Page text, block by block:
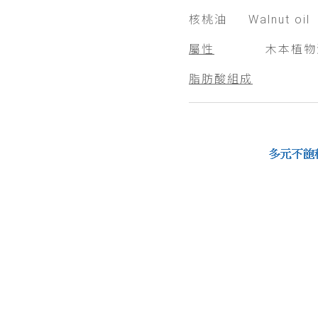
核桃油 Walnut oil
屬性 木本植物
脂肪酸組成